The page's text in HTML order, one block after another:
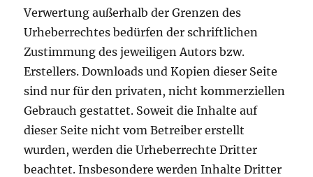
Verwertung außerhalb der Grenzen des
Urheberrechtes bedürfen der schriftlichen
Zustimmung des jeweiligen Autors bzw.
Erstellers. Downloads und Kopien dieser Seite
sind nur für den privaten, nicht kommerziellen
Gebrauch gestattet. Soweit die Inhalte auf
dieser Seite nicht vom Betreiber erstellt
wurden, werden die Urheberrechte Dritter
beachtet. Insbesondere werden Inhalte Dritter